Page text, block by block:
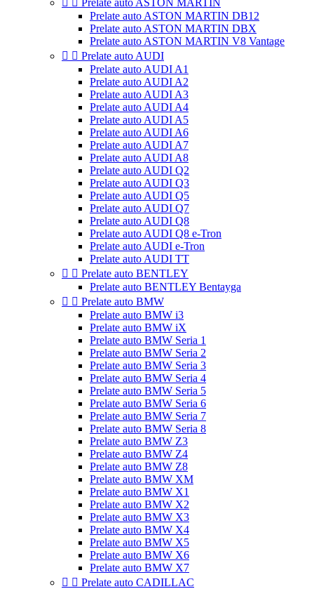
  Prelate auto ASTON MARTIN
Prelate auto ASTON MARTIN DB12
Prelate auto ASTON MARTIN DBX
Prelate auto ASTON MARTIN V8 Vantage
  Prelate auto AUDI
Prelate auto AUDI A1
Prelate auto AUDI A2
Prelate auto AUDI A3
Prelate auto AUDI A4
Prelate auto AUDI A5
Prelate auto AUDI A6
Prelate auto AUDI A7
Prelate auto AUDI A8
Prelate auto AUDI Q2
Prelate auto AUDI Q3
Prelate auto AUDI Q5
Prelate auto AUDI Q7
Prelate auto AUDI Q8
Prelate auto AUDI Q8 e-Tron
Prelate auto AUDI e-Tron
Prelate auto AUDI TT
  Prelate auto BENTLEY
Prelate auto BENTLEY Bentayga
  Prelate auto BMW
Prelate auto BMW i3
Prelate auto BMW iX
Prelate auto BMW Seria 1
Prelate auto BMW Seria 2
Prelate auto BMW Seria 3
Prelate auto BMW Seria 4
Prelate auto BMW Seria 5
Prelate auto BMW Seria 6
Prelate auto BMW Seria 7
Prelate auto BMW Seria 8
Prelate auto BMW Z3
Prelate auto BMW Z4
Prelate auto BMW Z8
Prelate auto BMW XM
Prelate auto BMW X1
Prelate auto BMW X2
Prelate auto BMW X3
Prelate auto BMW X4
Prelate auto BMW X5
Prelate auto BMW X6
Prelate auto BMW X7
  Prelate auto CADILLAC